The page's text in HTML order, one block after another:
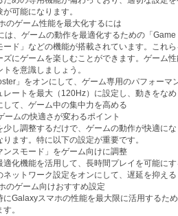
可能になります。
のゲーム性能を最大化するには
は、ゲームの動作を最適化するための「
ード」などの機能が搭載されています。これ
ズにゲームを楽しむことができます。ゲーム
を意識しましょう。
」をオンにして、ゲーム専用のパフォーマ
レートを最大（120Hz）に設定し、動きをな
して、ゲーム中の集中力を高める
ームの快適さが変わるポイント
少し調整するだけで、ゲームの動作が快適に
ます。特に以下の設定が重要です。
ンスモード」をゲーム向けに調整
適化機能を活用して、長時間プレイを可能に
ネットワーク設定をオンにして、遅延を抑える
のゲーム向けおすすめ設定
にGalaxyスマホの性能を最大限に活用するた
。